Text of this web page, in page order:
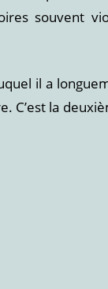
souvent
il a
C’est la